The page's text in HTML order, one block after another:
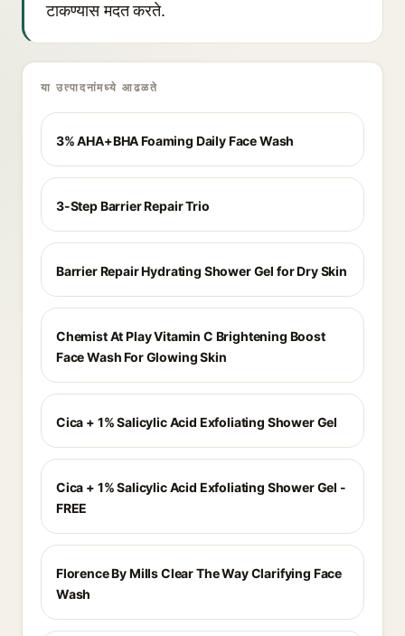
टाकण्यास मदत करते.
या उत्पादनांमध्ये आढळते
3% AHA+BHA Foaming Daily Face Wash
3-Step Barrier Repair Trio
Barrier Repair Hydrating Shower Gel for Dry Skin
Chemist At Play Vitamin C Brightening Boost
Face Wash For Glowing Skin
Cica + 1% Salicylic Acid Exfoliating Shower Gel
Cica + 1% Salicylic Acid Exfoliating Shower Gel -
FREE
Florence By Mills Clear The Way Clarifying Face
Wash